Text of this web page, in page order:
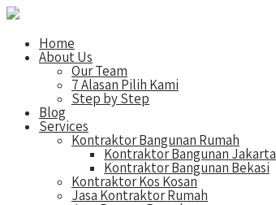
Home
About Us
Our Team
7 Alasan Pilih Kami
Step by Step
Blog
Services
Kontraktor Bangunan Rumah
Kontraktor Bangunan Jakarta
Kontraktor Bangunan Bekasi
Kontraktor Kos Kosan
Jasa Kontraktor Rumah